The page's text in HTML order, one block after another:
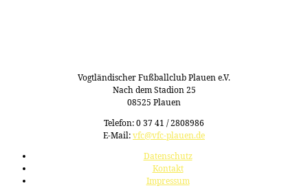
Vogtländischer Fußballclub Plauen e.V.
Nach dem Stadion 25
08525 Plauen
Telefon: 0 37 41 / 2808986
E-Mail:vfc@vfc-plauen.de
Datenschutz
Kontakt
Impressum